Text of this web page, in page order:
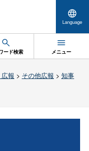
Language
ード検索 メニュー
報 > その他広報 > 知事